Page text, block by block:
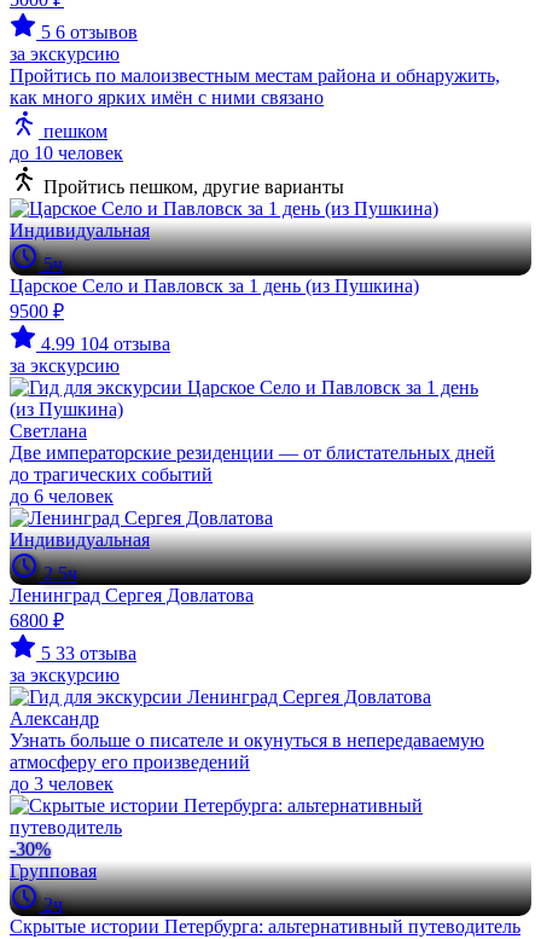
5 6 отзывов
за экскурсию
Пройтись по малоизвестным местам района и обнаружить,
как много ярких имён с ними связано
пешком
до 10 человек
Пройтись пешком, другие варианты
Индивидуальная
5ч
Царское Село и Павловск за 1 день (из Пушкина)
9500 ₽
4.99 104 отзыва
за экскурсию
Светлана
Две императорские резиденции — от блистательных дней
до трагических событий
до 6 человек
Индивидуальная
2.5ч
Ленинград Сергея Довлатова
6800 ₽
5 33 отзыва
за экскурсию
Александр
Узнать больше о писателе и окунуться в непередаваемую
атмосферу его произведений
до 3 человек
-30%
Групповая
2ч
Скрытые истории Петербурга: альтернативный путеводитель